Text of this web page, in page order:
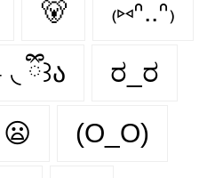
🐻 ₍⑅ᐢ..ᐢ₎
◟ ྀི꒱ა ರ_ರ
😦 (O_O)